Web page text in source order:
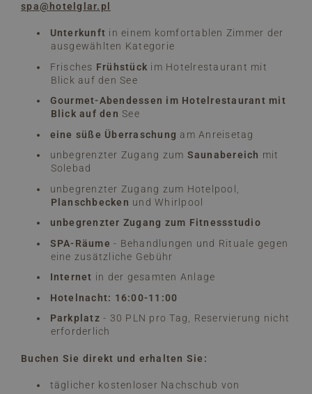
spa@hotelglar.pl
Unterkunft in einem komfortablen Zimmer der
ausgewählten Kategorie
Frisches Frühstück im Hotelrestaurant mit
Blick auf den See
Gourmet-Abendessen im Hotelrestaurant mit
Blick auf den See
eine süße Überraschung am Anreisetag
unbegrenzter Zugang zum Saunabereich mit
Solebad
unbegrenzter Zugang zum Hotelpool,
Planschbecken und Whirlpool
unbegrenzter Zugang zum Fitnessstudio
SPA-Räume - Behandlungen und Rituale gegen
eine zusätzliche Gebühr
Internet in der gesamten Anlage
Hotelnacht: 16:00-11:00
Parkplatz - 30 PLN pro Tag, Reservierung nicht
erforderlich
Buchen Sie direkt und erhalten Sie:
täglicher kostenloser Nachschub von